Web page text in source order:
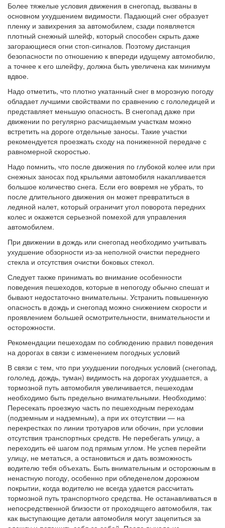
Более тяжелые условия движения в снегопад, вызваны в
основном ухудшением видимости. Падающий снег образует
пленку и завихрения за автомобилем, сзади появляется
плотный снежный шлейф, который способен скрыть даже
загорающиеся огни стоп-сигналов. Поэтому дистанция
безопасности по отношению к впереди идущему автомобилю,
а точнее к его шлейфу, должна быть увеличена как минимум
вдвое.
Надо отметить, что плотно укатанный снег в морозную погоду
обладает лучшими свойствами по сравнению с гололедицей и
представляет меньшую опасность. В снегопад даже при
движении по регулярно расчищаемым участкам можно
встретить на дороге отдельные заносы. Такие участки
рекомендуется проезжать сходу на пониженной передаче с
равномерной скоростью.
Надо помнить, что после движения по глубокой колее или при
снежных заносах под крыльями автомобиля накапливается
большое количество снега. Если его вовремя не убрать, то
после длительного движения он может превратиться в
ледяной налет, который ограничит угол поворота передних
колес и окажется серьезной помехой для управления
автомобилем.
При движении в дождь или снегопад необходимо учитывать
ухудшение обзорности из-за неполной очистки переднего
стекла и отсутствия очистки боковых стекол.
Следует также принимать во внимание особенности
поведения пешеходов, которые в непогоду обычно спешат и
бывают недостаточно внимательны. Устранить повышенную
опасность в дождь и снегопад можно снижением скорости и
проявлением большей осмотрительности, внимательности и
осторожности.
Рекомендации пешеходам по соблюдению правил поведения
на дорогах в связи с изменением погодных условий
В связи с тем, что при ухудшении погодных условий (снегопад,
гололед, дождь, туман) видимость на дорогах ухудшается, а
тормозной путь автомобиля увеличивается, пешеходам
необходимо быть предельно внимательными. Необходимо:
Пересекать проезжую часть по пешеходным переходам
(подземным и надземным), а при их отсутствии — на
перекрестках по линии тротуаров или обочин, при условии
отсутствия транспортных средств. Не перебегать улицу, а
переходить её шагом под прямым углом. Не успев перейти
улицу, не метаться, а остановиться и дать возможность
водителю тебя объехать. Быть внимательным и осторожным в
ненастную погоду, особенно при обледенелом дорожном
покрытии, когда водителю не всегда удается рассчитать
тормозной путь транспортного средства. Не останавливаться в
непосредственной близости от проходящего автомобиля, так
как выступающие детали автомобиля могут зацепиться за